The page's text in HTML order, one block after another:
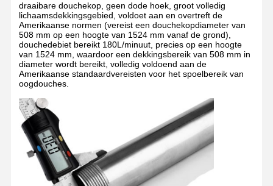
Thuis Producten Over Ons Fabriekstocht
draaibare douchekop, geen dode hoek, groot volledig
lichaamsdekkingsgebied, voldoet aan en overtreft de
Amerikaanse normen (vereist een douchekopdiameter van
508 mm op een hoogte van 1524 mm vanaf de grond),
douchedebiet bereikt 180L/minuut, precies op een hoogte
van 1524 mm, waardoor een dekkingsbereik van 508 mm in
diameter wordt bereikt, volledig voldoend aan de
Amerikaanse standaardvereisten voor het spoelbereik van
oogdouches.